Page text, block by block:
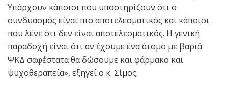
Υπάρχουν κάποιοι που υποστηρίζουν ότι ο
συνδυασμός είναι πιο αποτελεσματικός και κάποιοι
που λένε ότι δεν είναι αποτελεσματικός. Η γενική
παραδοχή είναι ότι αν έχουμε ένα άτομο με βαριά
ΨΚΔ σαφέστατα θα δώσουμε και φάρμακο και
ψυχοθεραπεία», εξηγεί ο κ. Σίμος.